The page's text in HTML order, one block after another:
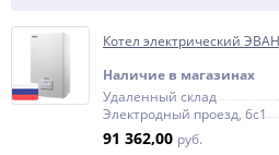
Котел электрический ЭВАН
Наличие в магазинах
Удаленный склад
Электродный проезд, 6с1
91 362,00 руб.